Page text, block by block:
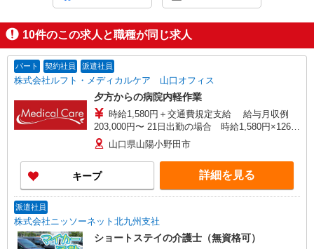
10件のこの求人と職種が同じ求人
パート 契約社員 派遣社員
株式会社ルフト・メディカルケア 山口オフィス
夕方からの病院内軽作業
時給1,580円＋交通費規定支給 給与月収例
203,000円〜 21日出勤の場合 時給1,580円×126時
間＋夜間割増
山口県山陽小野田市
キープ 詳細を見る
派遣社員
株式会社ニッソーネット北九州支社
ショートステイの介護士（無資格可）